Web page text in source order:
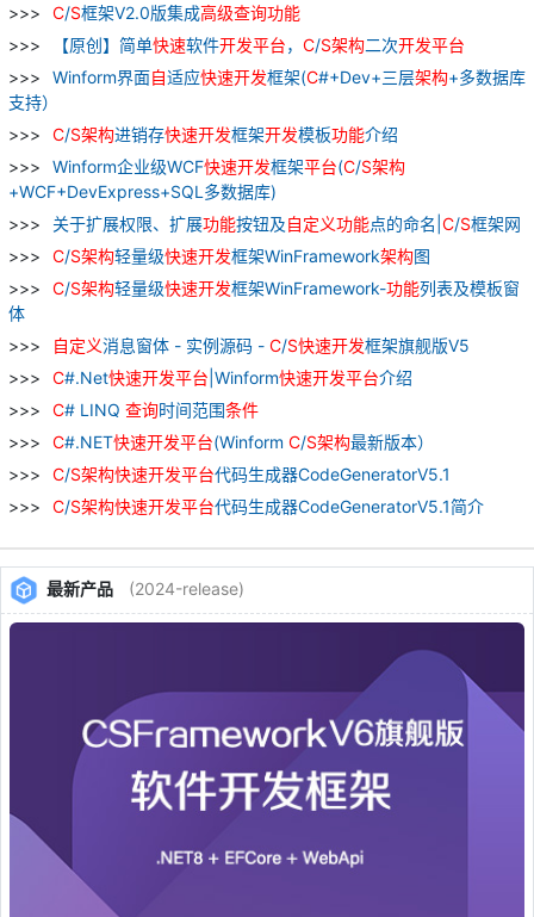
C/S框架V2.0版集成高级查询功能
【原创】简单快速软件开发平台， C/S架构二次开发平台
Winform界面自适应快速开发框架(C#+Dev+三层架构+多数据库
支持）
C/S架构进销存快速开发框架开发模板功能介绍
Winform企业级WCF快速开发框架平台(C/S架构
+WCF+DevExpress+SQL多数据库)
关于扩展权限、扩展功能按钮及自定义功能点的命名| C/S框架网
C/S架构轻量级快速开发框架WinFramework架构图
C/S架构轻量级快速开发框架WinFramework-功能列表及模板窗
体
自定义消息窗体 - 实例源码 - C/S快速开发框架旗舰版V5
C#.Net快速开发平台 |Winform快速开发平台介绍
C# LINQ 查询时间范围条件
C#.NET快速开发平台(Winform C/S架构最新版本）
C/S架构快速开发平台代码生成器CodeGeneratorV5.1
C/S架构快速开发平台代码生成器CodeGeneratorV5.1简介
最新产品 (2024-release)